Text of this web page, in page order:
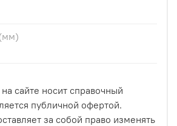
сайте носит справочный
публичной офертой.
за собой право изменять